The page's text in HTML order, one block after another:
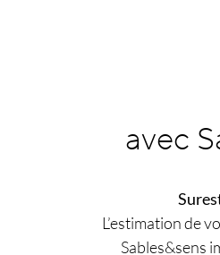
avec
L’estimation de
Sables&sens